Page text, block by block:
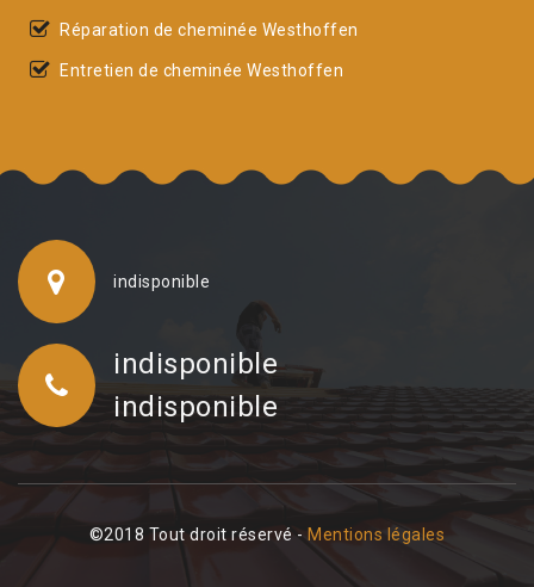
Réparation de cheminée Westhoffen
Entretien de cheminée Westhoffen
indisponible
indisponible
indisponible
©2018 Tout droit réservé - Mentions légales